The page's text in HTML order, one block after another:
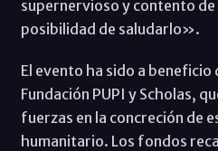
supernervioso y contento
posibilidad de saludarlo».
El evento ha sido a beneficio
Fundación PUPI y Scholas,
fuerzas en la concreción de
humanitario. Los fondos